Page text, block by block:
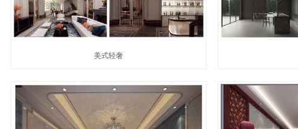
美式轻奢